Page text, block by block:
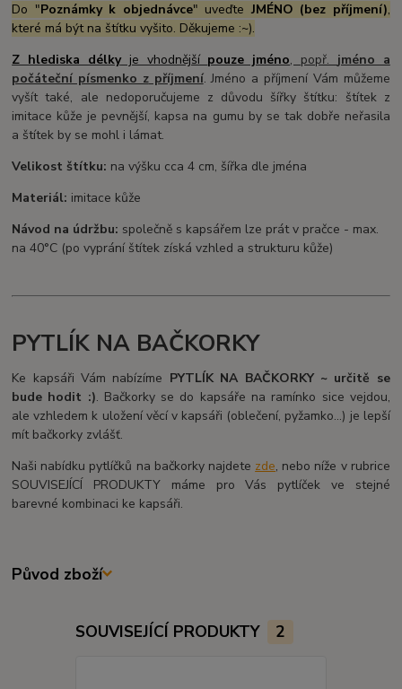
Do "Poznámky k objednávce" uveďte JMÉNO (bez příjmení),
které má být na štítku vyšito. Děkujeme :~).
Z hlediska délkyje vhodnější pouze jméno, popř. jméno a
počáteční písmenko zpříjmení. Jméno a příjmení Vám můžeme
vyšít také, ale nedoporučujeme z důvodu šířky štítku: štítek z
imitace kůže je pevnější, kapsa na gumu by se tak dobře neřasila
a štítek by se mohl i lámat.
Velikost štítku: na výšku cca 4 cm, šířka dle jména
Materiál: imitace kůže
Návod na údržbu: společně s kapsářem lze prát v pračce - max.
na 40°C (po vyprání štítek získá vzhled a strukturu kůže)
PYTLÍK NA BAČKORKY
Ke kapsáři Vám nabízíme PYTLÍK NA BAČKORKY ~ určitě se
bude hodit :). Bačkorky se do kapsáře na ramínko sice vejdou,
ale vzhledem k uložení věcí v kapsáři (oblečení, pyžamko...) je lepší
mít bačkorky zvlášť.
Naši nabídku pytlíčků na bačkorky najdete zde, nebo níže v rubrice
SOUVISEJÍCÍ PRODUKTY máme pro Vás pytlíček ve stejné
barevné kombinaci ke kapsáři.
Původ zboží
SOUVISEJÍCÍ PRODUKTY 2